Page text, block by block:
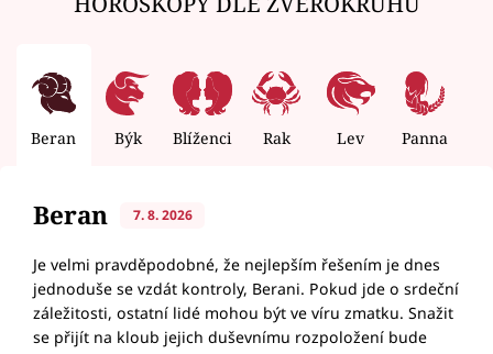
Beran Býk Blíženci Rak Lev Panna
Beran 7. 8. 2026
Je velmi pravděpodobné, že nejlepším řešením je dnes
jednoduše se vzdát kontroly, Berani. Pokud jde o srdeční
záležitosti, ostatní lidé mohou být ve víru zmatku. Snažit
se přijít na kloub jejich duševnímu rozpoložení bude